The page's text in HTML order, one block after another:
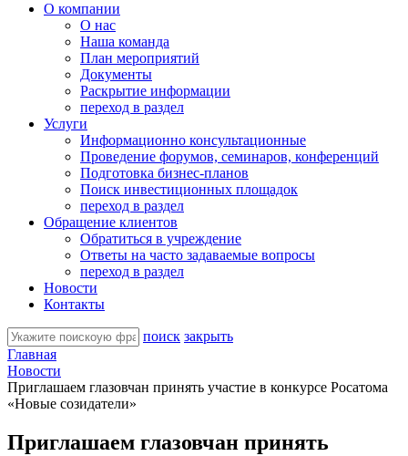
О компании
О нас
Наша команда
План мероприятий
Документы
Раскрытие информации
переход в раздел
Услуги
Информационно консультационные
Проведение форумов, семинаров, конференций
Подготовка бизнес-планов
Поиск инвестиционных площадок
переход в раздел
Обращение клиентов
Обратиться в учреждение
Ответы на часто задаваемые вопросы
переход в раздел
Новости
Контакты
поиск закрыть
Главная
Новости
Приглашаем глазовчан принять участие в конкурсе Росатома
«Новые созидатели»
Приглашаем глазовчан принять